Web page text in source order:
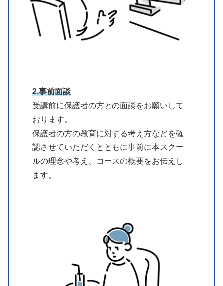
2.事前面談
受講前に保護者の方との面談をお願いして
おります。
保護者の方の教育に対する考え方などを確
認させていただくとともに事前に本スクー
ルの理念や考え、コースの概要をお伝えし
ます。